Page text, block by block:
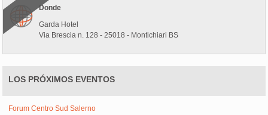
Donde
Garda Hotel
Via Brescia n. 128 - 25018 - Montichiari BS
LOS PRÓXIMOS EVENTOS
Forum Centro Sud Salerno